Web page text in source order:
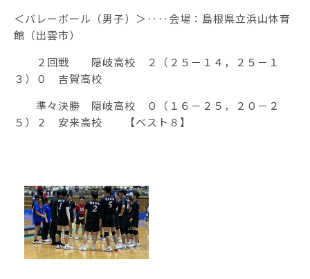
＜バレーボール（男子）＞‥‥会場：島根県立浜山体育
館（出雲市）
２回戦 隠岐高校 ２（２５－１４，２５－１
３）０ 吉賀高校
準々決勝 隠岐高校 ０（１６－２５，２０－２
５）２ 安来高校 【ベスト８】